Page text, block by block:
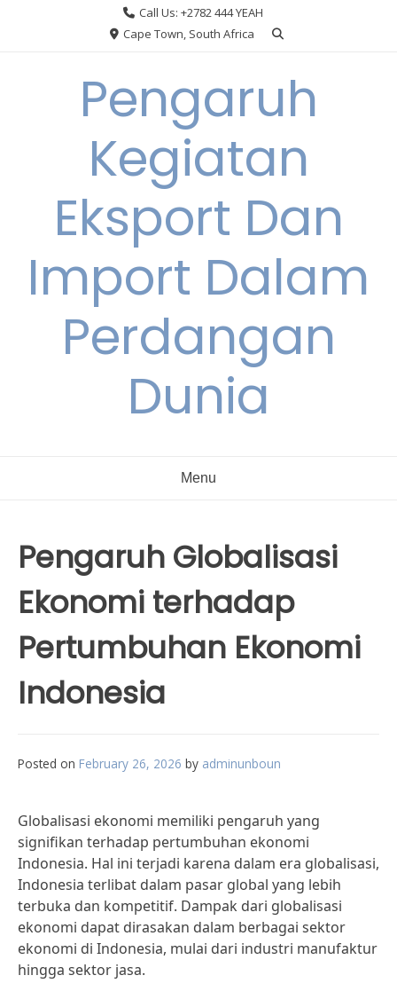
Call Us: +2782 444 YEAH
Cape Town, South Africa
Pengaruh
Kegiatan
Eksport Dan
Import Dalam
Perdangan
Dunia
Menu
Pengaruh Globalisasi
Ekonomi terhadap
Pertumbuhan Ekonomi
Indonesia
Posted on February 26, 2026 by adminunboun
Globalisasi ekonomi memiliki pengaruh yang
signifikan terhadap pertumbuhan ekonomi
Indonesia. Hal ini terjadi karena dalam era globalisasi,
Indonesia terlibat dalam pasar global yang lebih
terbuka dan kompetitif. Dampak dari globalisasi
ekonomi dapat dirasakan dalam berbagai sektor
ekonomi di Indonesia, mulai dari industri manufaktur
hingga sektor jasa.